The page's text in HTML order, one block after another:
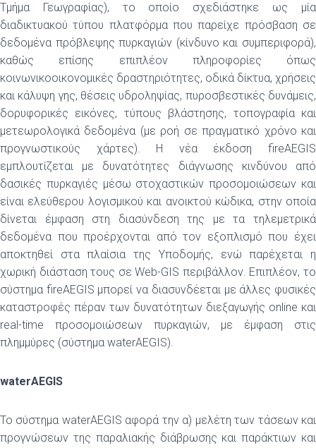
Τμήμα Γεωγραφίας), το οποίο σχεδιάστηκε ως μία
διαδικτυακού τύπου πλατφόρμα που παρείχε πρόσβαση σε
δεδομένα πρόβλεψης πυρκαγιών (κίνδυνο και συμπεριφορά),
καθώς επίσης επιπλέον πληροφορίες όπως
κοινωνικοοικονομικές δραστηριότητες, οδικά δίκτυα, χρήσεις
και κάλυψη γης, θέσεις υδροληψίας, πυροσβεστικές δυνάμεις,
δορυφορικές εικόνες, τύπους βλάστησης, τοπογραφία και
μετεωρολογικά δεδομένα (με ροή σε πραγματικό χρόνο και
προγνωστικούς χάρτες). Η νέα έκδοση fireAEGIS
εμπλουτίζεται με δυνατότητες διάγνωσης κινδύνου από
δασικές πυρκαγιές μέσω στοχαστικών προσομοιώσεων και
είναι ελεύθερου λογισμικού και ανοικτού κώδικα, στην οποία
δίνεται έμφαση στη διασύνδεση της με τα τηλεμετρικά
δεδομένα που προέρχονται από τον εξοπλισμό που έχει
αποκτηθεί στα πλαίσια της Υποδομής, ενώ παρέχεται η
χωρική διάσταση τους σε Web-GIS περιβάλλον. Επιπλέον, το
σύστημα fireAEGIS μπορεί να διασυνδέεται με άλλες φυσικές
καταστροφές πέραν των δυνατότητων διεξαγωγής online και
real-time προσομοιώσεων πυρκαγιών, με έμφαση στις
πλημμύρες (σύστημα waterAEGIS).
waterAEGIS
Το σύστημα waterAEGIS αφορά την α) μελέτη των τάσεων και
προγνώσεων της παραλιακής διάβρωσης και παράκτιων και